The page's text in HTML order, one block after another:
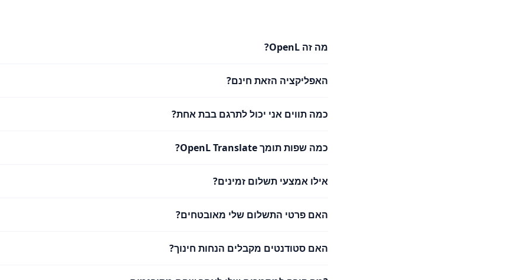
מה זה OpenL?
האפליקציה הזאת חינם?
כמה תווים אני יכול לתרגם בבת אחת?
כמה שפות תומך OpenL Translate?
אילו אמצעי תשלום זמינים?
האם פרטי התשלום שלי מאובטחים?
האם סטודנטים מקבלים הנחות חינוך?